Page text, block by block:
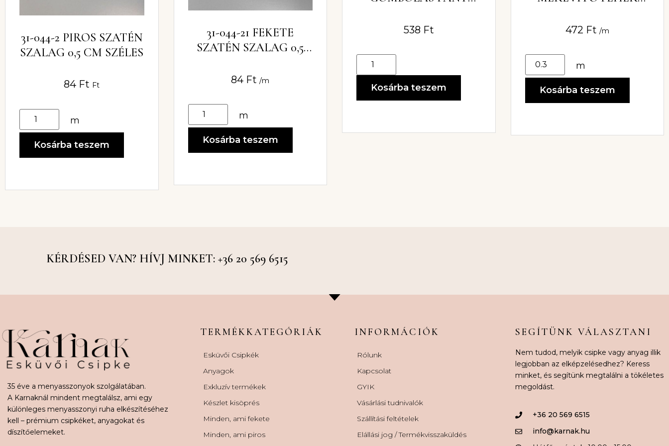
31-044-2 PIROS SZATÉN
SZALAG 0,5 CM SZÉLES
84 Ft Ft
m
Kosárba teszem
31-044-21 FEKETE
SZATÉN SZALAG 0,5
84 Ft /m
m
Kosárba teszem
538 Ft
Kosárba teszem
472 Ft /m
m
Kosárba teszem
KÉRDÉSED VAN? HÍVJ MINKET: +36 20 569 6515
35 éve a menyasszonyok szolgálatában.
A Karnaknál mindent megtalálsz, ami egy
különleges menyasszonyi ruha elkészítéséhez
kell – prémium csipkéket, anyagokat és
díszítőelemeket.
TERMÉKKATEGÓRIÁK
Esküvői Csipkék
Anyagok
Exkluzív termékek
Készlet kisöprés
Minden, ami fekete
Minden, ami piros
INFORMÁCIÓK
Rólunk
Kapcsolat
GYIK
Vásárlási tudnivalók
Szállítási feltételek
Elállási jog / Termékvisszaküldés
SEGÍTÜNK VÁLASZTANI
Nem tudod, melyik csipke vagy anyag illik
legjobban az elképzelésedhez? Keress
minket, és segítünk megtalálni a tökéletes
megoldást.
+36 20 569 6515
info@karnak.hu